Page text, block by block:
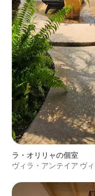
ラ・オリリャの個室
ヴィラ・アンテイア ヴ